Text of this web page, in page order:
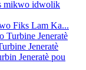
Fiks Lam Ka...
Jeneratè